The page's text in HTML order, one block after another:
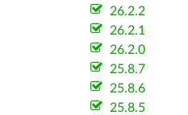
26.2.2
26.2.1
26.2.0
25.8.7
25.8.6
25.8.5